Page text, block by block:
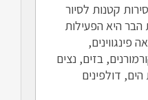
קטנות לסיור
הבר היא הפעילות
פינגווינים,
בזים, נצים
הים, דולפינים